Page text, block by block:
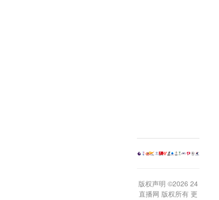
版权声明 ©2026 24
直播网 版权所有 更